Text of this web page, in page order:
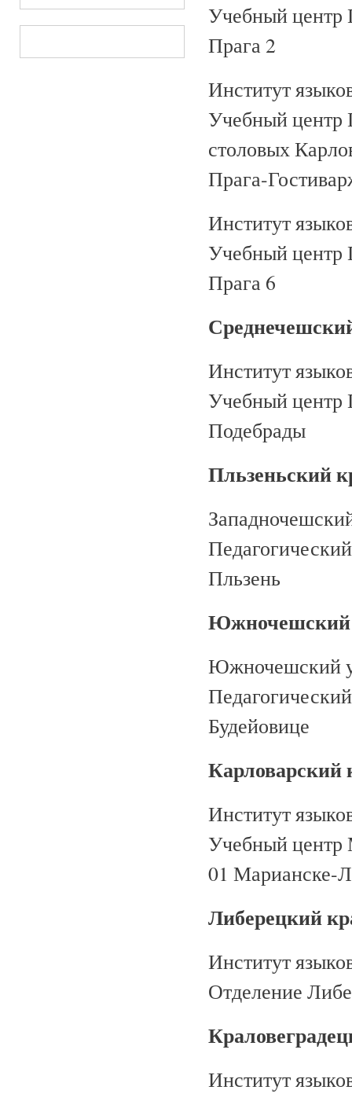
Учебный центр
Прага 2
Институт
Учебный центр
столовых
Прага-
Институт
Учебный центр
Прага 6
Институт
Учебный
Подебрады
Пльзеньский
Пльзень
Южночешский
Южночешский
Будейовице
Карловарский
Институт
Учебный
01 Марианске-
Либерецкий
Институт
Отделение
Институт